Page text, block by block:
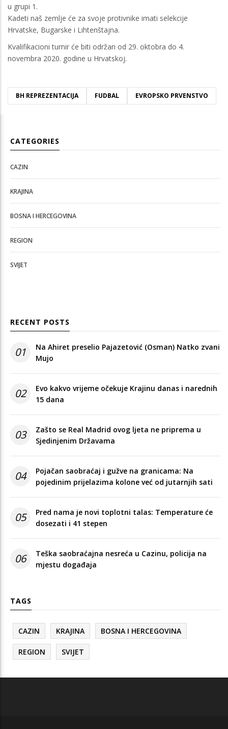
u grupi 1.
Kadeti naš zemlje će za svoje protivnike imati selekcije
Hrvatske, Bugarske i Lihtenštajna.
Kvalifikacioni turnir će biti održan od 29. oktobra do 4.
novembra 2020. godine u Hrvatskoj.
BH REPREZENTACIJA FUDBAL EVROPSKO PRVENSTVO
CATEGORIES
CAZIN
KRAJINA
BOSNA I HERCEGOVINA
REGION
SVIJET
RECENT POSTS
01
Na Ahiret preselio Pajazetović (Osman) Natko zvani
Mujo
02
Evo kakvo vrijeme očekuje Krajinu danas i narednih
15 dana
03
Zašto se Real Madrid ovog ljeta ne priprema u
Sjedinjenim Državama
04
Pojačan saobraćaj i gužve na granicama: Na
pojedinim prijelazima kolone već od jutarnjih sati
05
Pred nama je novi toplotni talas: Temperature će
dosezati i 41 stepen
06
Teška saobraćajna nesreća u Cazinu, policija na
mjestu događaja
TAGS
CAZIN KRAJINA BOSNA I HERCEGOVINA
REGION SVIJET